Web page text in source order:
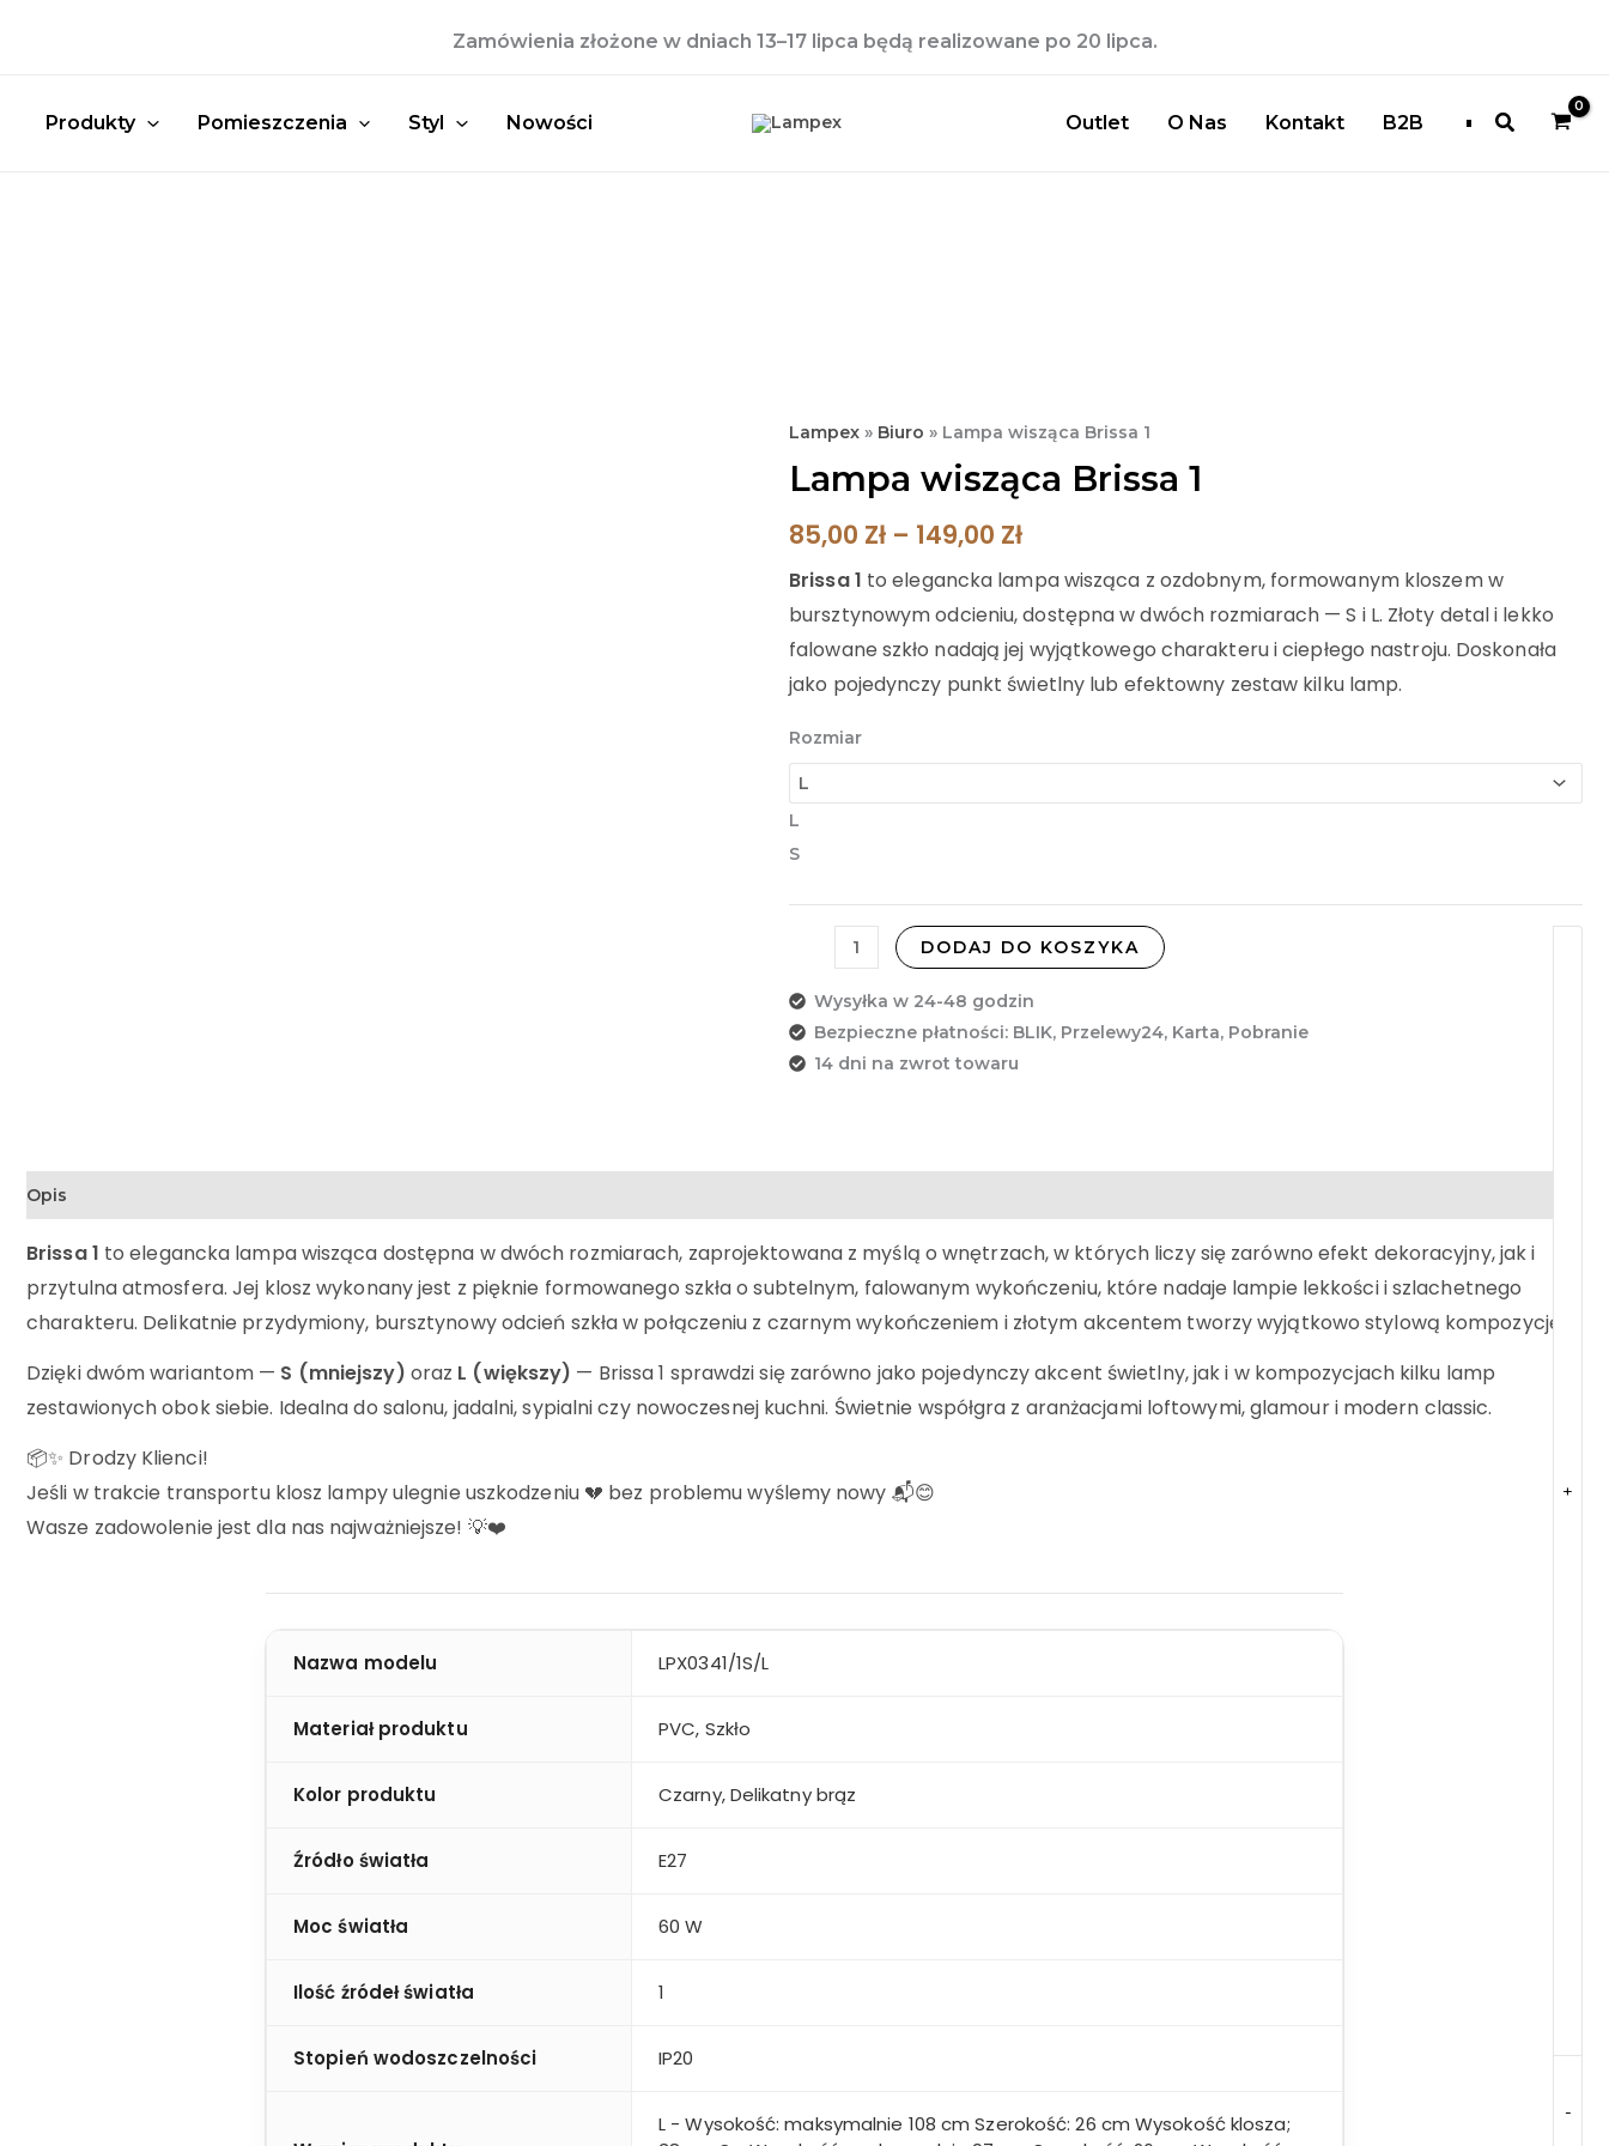
Zamówienia złożone w dniach 13–17 lipca będą realizowane po 20 lipca.
Produkty Pomieszczenia Styl Nowości Outlet O Nas Kontakt B2B Szukaj
Lampex » Biuro » Lampa wisząca Brissa 1
Lampa wisząca Brissa 1
85,00 Zł – 149,00 Zł
Zakres
Cen:
Od
85,00 Zł
Do
149,00 Zł
Brissa 1 to elegancka lampa wisząca z ozdobnym, formowanym kloszem w
bursztynowym odcieniu, dostępna w dwóch rozmiarach — S i L. Złoty detal i lekko
falowane szkło nadają jej wyjątkowego charakteru i ciepłego nastroju. Doskonała
jako pojedynczy punkt świetlny lub efektowny zestaw kilku lamp.
Rozmiar
L
S
-
ilość
Lampa
wisząca
Brissa
+
DODAJ DO KOSZYKA
Wysyłka w 24-48 godzin
Bezpieczne płatności: BLIK, Przelewy24, Karta, Pobranie
14 dni na zwrot towaru
Opis
Brissa 1 to elegancka lampa wisząca dostępna w dwóch rozmiarach, zaprojektowana z myślą o wnętrzach, w których liczy się zarówno efekt dekoracyjny, jak i
przytulna atmosfera. Jej klosz wykonany jest z pięknie formowanego szkła o subtelnym, falowanym wykończeniu, które nadaje lampie lekkości i szlachetnego
charakteru. Delikatnie przydymiony, bursztynowy odcień szkła w połączeniu z czarnym wykończeniem i złotym akcentem tworzy wyjątkowo stylową kompozycję.
Dzięki dwóm wariantom — S (mniejszy) oraz L (większy) — Brissa 1 sprawdzi się zarówno jako pojedynczy akcent świetlny, jak i w kompozycjach kilku lamp
zestawionych obok siebie. Idealna do salonu, jadalni, sypialni czy nowoczesnej kuchni. Świetnie współgra z aranżacjami loftowymi, glamour i modern classic.
📦✨ Drodzy Klienci!
Jeśli w trakcie transportu klosz lampy ulegnie uszkodzeniu 💔 bez problemu wyślemy nowy 📬😊
Wasze zadowolenie jest dla nas najważniejsze! 💡❤️
Nazwa modelu LPX0341/1S/L
Materiał produktu PVC, Szkło
Kolor produktu Czarny, Delikatny brąz
Źródło światła E27
Moc światła 60 W
Ilość źródeł światła 1
Stopień wodoszczelności IP20
L - Wysokość: maksymalnie 108 cm Szerokość: 26 cm Wysokość klosza;